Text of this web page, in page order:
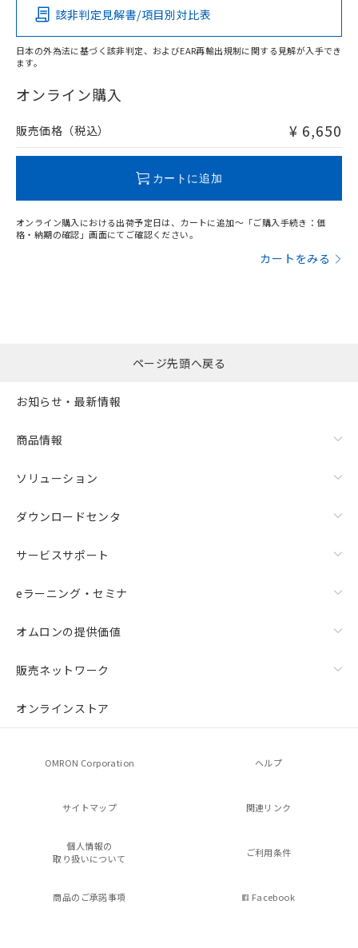
開閉容量
O
在庫等で未対応品が混在する可能性があります。
問い合わせください。
該非判定見解書/項目別対比表
日本の外為法に基づく該非判定、およびEAR再輸出規制に関する見解が入手でき
ます。
オンライン購入
販売価格（税込） ¥ 6,650
カートに追加
オンライン購入における出荷予定日は、カートに追加～「ご購入手続き：価
格・納期の確認」画面にてご確認ください。
カートをみる
ページ先頭へ戻る
お知らせ・最新情報
商品情報
ソリューション
ダウンロードセンタ
サービスサポート
eラーニング・セミナ
オムロンの提供価値
販売ネットワーク
オンラインストア
OMRON Corporation ヘルプ
サイトマップ 関連リンク
個人情報の
取り扱いについて
ご利用条件
商品のご承諾事項 Facebook